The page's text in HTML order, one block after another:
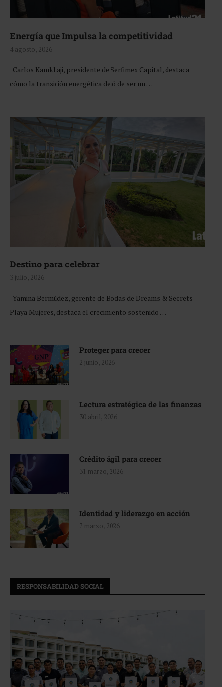
Energía que Impulsa la competitividad
4 agosto, 2026
Carlos Kamkhaji, presidente de Serfimex Capital, destaca
cómo la transición energética dejó de ser un …
Destino para celebrar
3 julio, 2026
Yamina Bermúdez, gerente de Bodas de Dreams & Secrets
Playa Mujeres, destaca el crecimiento sostenido …
Proteger para crecer
2 junio, 2026
Lectura estratégica de las finanzas
30 abril, 2026
Crédito ágil para crecer
31 marzo, 2026
Identidad y liderazgo en acción
7 marzo, 2026
RESPONSABILIDAD SOCIAL